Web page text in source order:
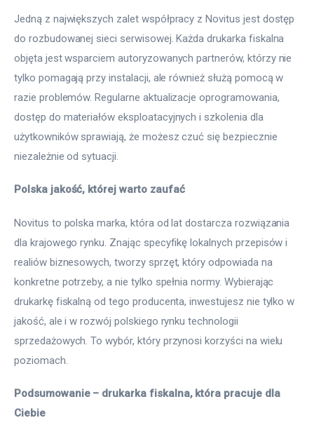
Jedną z największych zalet współpracy z Novitus jest dostęp
do rozbudowanej sieci serwisowej. Każda drukarka fiskalna
objęta jest wsparciem autoryzowanych partnerów, którzy nie
tylko pomagają przy instalacji, ale również służą pomocą w
razie problemów. Regularne aktualizacje oprogramowania,
dostęp do materiałów eksploatacyjnych i szkolenia dla
użytkowników sprawiają, że możesz czuć się bezpiecznie
niezależnie od sytuacji.
Polska jakość, której warto zaufać
Novitus to polska marka, która od lat dostarcza rozwiązania
dla krajowego rynku. Znając specyfikę lokalnych przepisów i
realiów biznesowych, tworzy sprzęt, który odpowiada na
konkretne potrzeby, a nie tylko spełnia normy. Wybierając
drukarkę fiskalną od tego producenta, inwestujesz nie tylko w
jakość, ale i w rozwój polskiego rynku technologii
sprzedażowych. To wybór, który przynosi korzyści na wielu
poziomach.
Podsumowanie – drukarka fiskalna, która pracuje dla
Ciebie